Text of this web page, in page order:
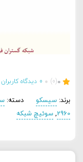
0
(0)
0 دیدگاه کاربران
برند: سیسکو دسته:
2960
,سوئیچ شبکه